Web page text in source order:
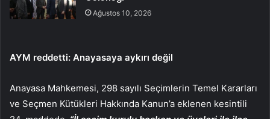
Ağustos 10, 2026
AYM reddetti: Anayasaya aykırı değil
Anayasa Mahkemesi, 298 sayılı Seçimlerin Temel Kararları
ve Seçmen Kütükleri Hakkında Kanun’a eklenen kesintili